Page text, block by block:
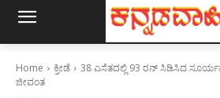
Home ಕ್ರೀಡೆ
38 ಎಸೆತದಲ್ಲಿ 93 ರನ್‌ ಸಿಡಿಸಿದ
ಜೀವಂತ